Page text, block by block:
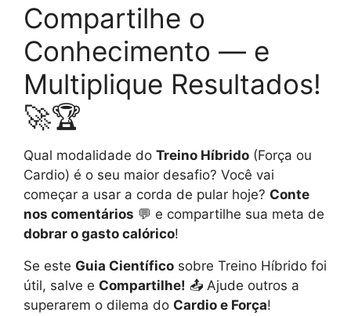
Compartilhe o
Conhecimento — e
Multiplique Resultados!
🚀🏆
Qual modalidade do Treino Híbrido (Força ou
Cardio) é o seu maior desafio? Você vai
começar a usar a corda de pular hoje? Conte
nos comentários 💬 e compartilhe sua meta de
dobrar o gasto calórico!
Se este Guia Científico sobre Treino Híbrido foi
útil, salve e Compartilhe! 📤 Ajude outros a
superarem o dilema do Cardio e Força!